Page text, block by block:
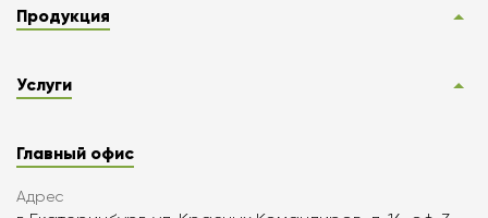
Продукция
Услуги
Главный офис
Адрес